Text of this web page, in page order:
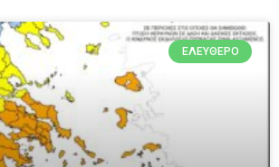
ΕΛΕΎΘΕΡΟ